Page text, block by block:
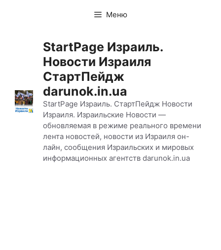
Меню
StartPage Израиль.
Новости Израиля
СтартПейдж
darunok.in.ua
StartPage Израиль. СтартПейдж Новости
Израиля. Израильские Новости —
обновляемая в режиме реального времени
лента новостей, новости из Израиля он-
лайн, сообщения Израильских и мировых
информационных агентств darunok.in.ua